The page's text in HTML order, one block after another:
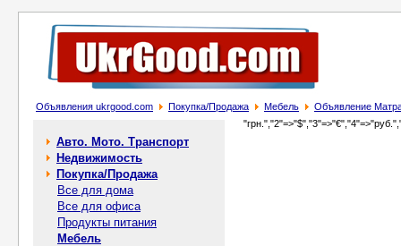
Объявления ukrgood.com Покупка/Продажа Мебель Объявление
Авто. Мото. Транспорт
Недвижимость
Покупка/Продажа
Все для дома
Все для офиса
Продукты питания
Мебель